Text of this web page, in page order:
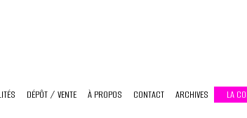
DÉPÔT / VENTE À PROPOS CONTACT ARCHIVES LA